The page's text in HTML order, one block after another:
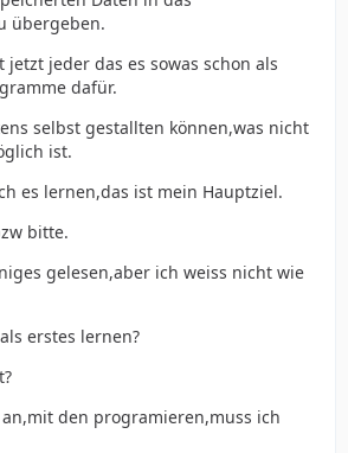
übergeben.
jeder das es sowas schon als
dafür.
selbst gestallten können,was nicht
ist.
es lernen,das ist mein Hauptziel.
bitte.
gelesen,aber ich weiss nicht wie
erstes lernen?
den programieren,muss ich